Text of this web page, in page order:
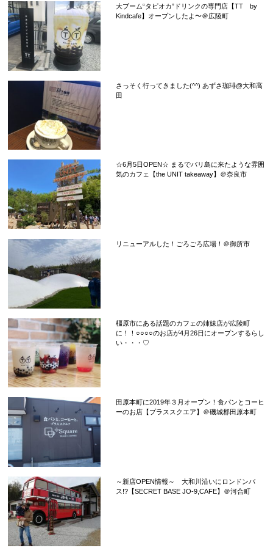
大ブーム“タピオカ”ドリンクの専門店【TT by
Kindcafe】オープンしたよ〜＠広陵町
さっそく行ってきました(^^) あずさ珈琲@大和高
田
☆6月5日OPEN☆ まるでバリ島に来たような雰囲
気のカフェ【the UNIT takeaway】＠奈良市
リニューアルした！ごろごろ広場！＠御所市
橿原市にある話題のカフェの姉妹店が広陵町
に！！○○○○のお店が4月26日にオープンするらし
い・・・♡
田原本町に2019年３月オープン！食パンとコーヒ
ーのお店【プラススクエア】＠磯城郡田原本町
～新店OPEN情報～ 大和川沿いにロンドンバ
ス!?【SECRET BASE JO-9,CAFE】＠河合町